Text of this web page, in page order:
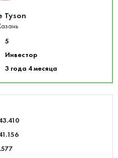
Tyson
5
Инвестор
3 года 4 месяца